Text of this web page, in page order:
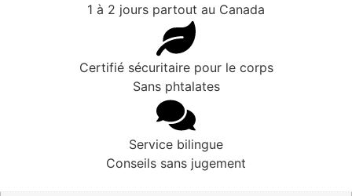
1 à 2 jours partout au Canada
Certifié sécuritaire pour le corps
Sans phtalates
Service bilingue
Conseils sans jugement